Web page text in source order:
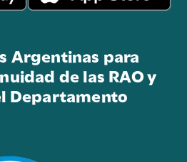
Argentinas para
de las RAO y
Departamento